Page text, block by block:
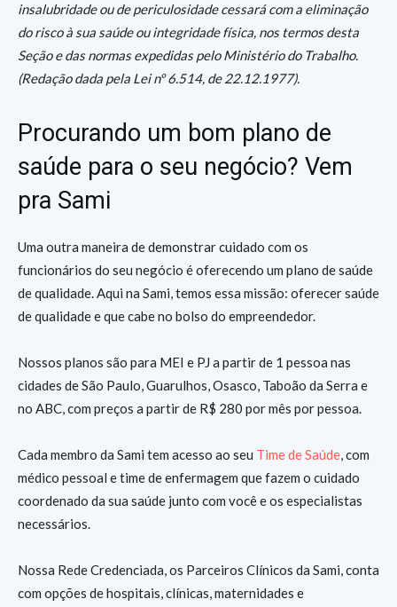
insalubridade ou de periculosidade cessará com a eliminação
do risco à sua saúde ou integridade física, nos termos desta
Seção e das normas expedidas pelo Ministério do Trabalho.
(Redação dada pela Lei nº 6.514, de 22.12.1977).
Procurando um bom plano de
saúde para o seu negócio? Vem
pra Sami
Uma outra maneira de demonstrar cuidado com os
funcionários do seu negócio é oferecendo um plano de saúde
de qualidade. Aqui na Sami, temos essa missão: oferecer saúde
de qualidade e que cabe no bolso do empreendedor.
Nossos planos são para MEI e PJ a partir de 1 pessoa nas
cidades de São Paulo, Guarulhos, Osasco, Taboão da Serra e
no ABC, com preços a partir de R$ 280 por mês por pessoa.
Cada membro da Sami tem acesso ao seu Time de Saúde, com
médico pessoal e time de enfermagem que fazem o cuidado
coordenado da sua saúde junto com você e os especialistas
necessários.
Nossa Rede Credenciada, os Parceiros Clínicos da Sami, conta
com opções de hospitais, clínicas, maternidades e